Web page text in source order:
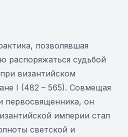
позволявшая
распоряжаться судьбой
византийском
I (482 – 565). Совмещая
первосвященника, он
империи стал
светской и